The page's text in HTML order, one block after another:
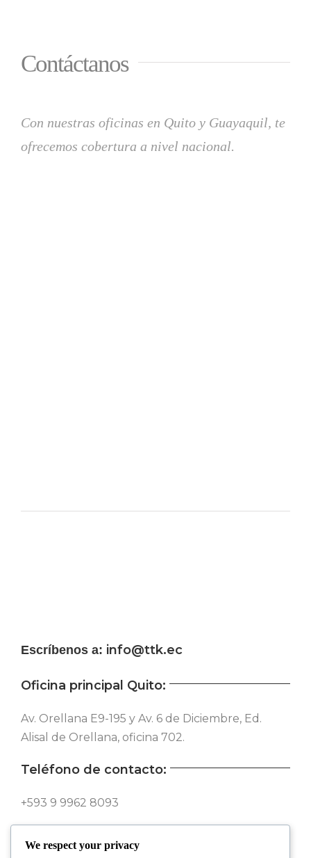
Contáctanos
Con nuestras oficinas en Quito y Guayaquil, te
ofrecemos cobertura a nivel nacional.
Escríbenos a: info@ttk.ec
Oficina principal Quito:
Av. Orellana E9-195 y Av. 6 de Diciembre, Ed.
Alisal de Orellana, oficina 702.
Teléfono de contacto:
+593 9 9962 8093
We respect your privacy